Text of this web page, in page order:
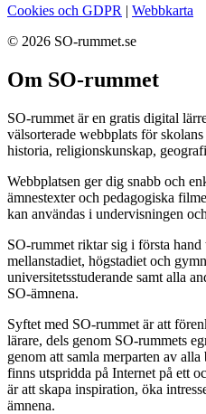
Cookies och GDPR | Webbkarta
© 2026 SO-rummet.se
Om SO-rummet
SO-rummet är en gratis digital
välsorterade webbplats för
historia, religionskunskap,
Webbplatsen ger dig snabb och
ämnestexter och pedagogiska
kan användas i undervisningen
SO-rummet riktar sig i första
mellanstadiet, högstadiet och
universitetsstuderande samt alla
SO-ämnena.
Syftet med SO-rummet är att
lärare, dels genom SO-rummets
genom att samla merparten av
finns utspridda på Internet på ett
är att skapa inspiration, öka
ämnena.